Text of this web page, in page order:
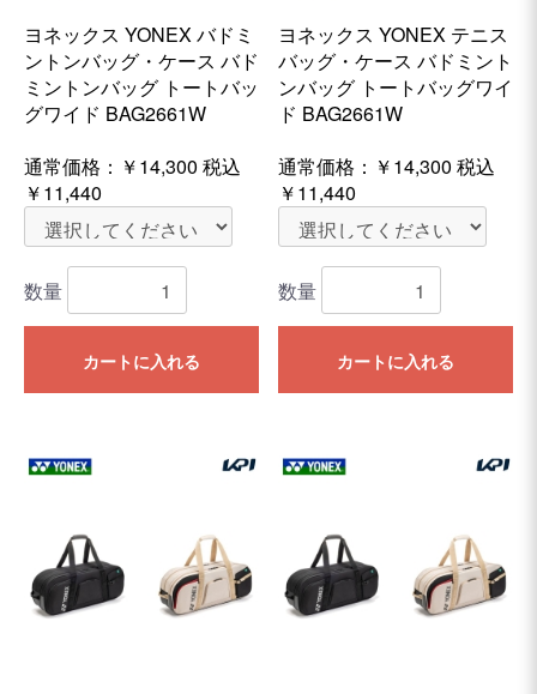
ヨネックス YONEX バドミ
ントンバッグ・ケース バド
ミントンバッグ トートバッ
グワイド BAG2661W
通常価格： ￥14,300 税込
￥11,440
数量
カートに入れる
ヨネックス YONEX テニス
バッグ・ケース バドミント
ンバッグ トートバッグワイ
ド BAG2661W
通常価格： ￥14,300 税込
￥11,440
数量
カートに入れる